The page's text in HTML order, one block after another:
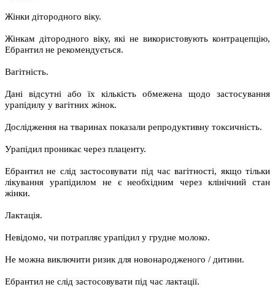
Жінки дітородного віку.
Жінкам дітородного віку, які не використовують контрацепцію,
Ебрантил не рекомендується.
Вагітність.
Дані відсутні або їх кількість обмежена щодо застосування
урапідилу у вагітних жінок.
Дослідження на тваринах показали репродуктивну токсичність.
Урапідил проникає через плаценту.
Ебрантил не слід застосовувати під час вагітності, якщо тільки
лікування урапідилом не є необхідним через клінічний стан
жінки.
Лактація.
Невідомо, чи потрапляє урапідил у грудне молоко.
Не можна виключити ризик для новонародженого / дитини.
Ебрантил не слід застосовувати під час лактації.